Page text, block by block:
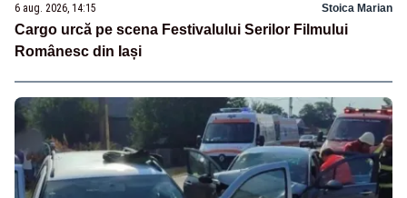
6 aug. 2026, 14:15 Stoica Marian
Cargo urcă pe scena Festivalului Serilor Filmului
Românesc din Iași